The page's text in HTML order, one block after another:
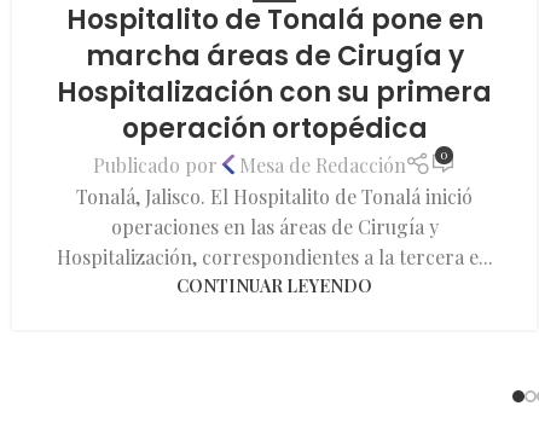
Hospitalito de Tonalá pone en
marcha áreas de Cirugía y
Hospitalización con su primera
operación ortopédica
Publicado por Mesa de Redacción 0
Tonalá, Jalisco. El Hospitalito de Tonalá inició
operaciones en las áreas de Cirugía y
Hospitalización, correspondientes a la tercera e...
CONTINUAR LEYENDO